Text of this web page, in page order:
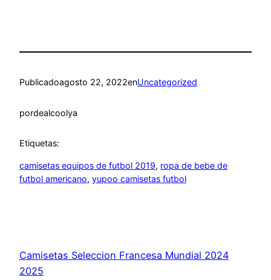
Publicadoagosto 22, 2022enUncategorized
pordealcoolya
Etiquetas:
camisetas equipos de futbol 2019, ropa de bebe de
futbol americano, yupoo camisetas futbol
Camisetas Seleccion Francesa Mundial 2024
2025